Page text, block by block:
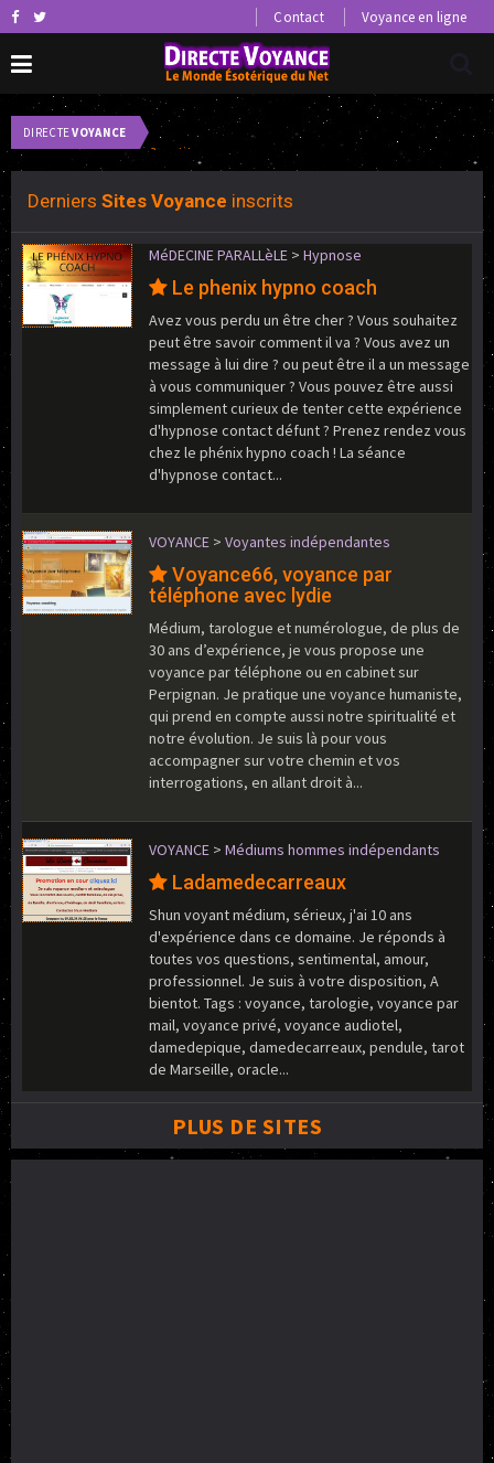
Contact Voyance en ligne
DIRECTEVOYANCE
0 petites annonces voyance.
Derniers Sites Voyance inscrits
MéDECINE PARALLèLE > Hypnose
Le phenix hypno coach
Avez vous perdu un être cher ? Vous souhaitez
peut être savoir comment il va ? Vous avez un
message à lui dire ? ou peut être il a un message
à vous communiquer ? Vous pouvez être aussi
simplement curieux de tenter cette expérience
d'hypnose contact défunt ? Prenez rendez vous
chez le phénix hypno coach ! La séance
d'hypnose contact...
VOYANCE > Voyantes indépendantes
Voyance66, voyance par
téléphone avec lydie
Médium, tarologue et numérologue, de plus de
30 ans d’expérience, je vous propose une
voyance par téléphone ou en cabinet sur
Perpignan. Je pratique une voyance humaniste,
qui prend en compte aussi notre spiritualité et
notre évolution. Je suis là pour vous
accompagner sur votre chemin et vos
interrogations, en allant droit à...
VOYANCE > Médiums hommes indépendants
Ladamedecarreaux
Shun voyant médium, sérieux, j'ai 10 ans
d'expérience dans ce domaine. Je réponds à
toutes vos questions, sentimental, amour,
professionnel. Je suis à votre disposition, A
bientot. Tags : voyance, tarologie, voyance par
mail, voyance privé, voyance audiotel,
damedepique, damedecarreaux, pendule, tarot
de Marseille, oracle...
PLUS DE SITES